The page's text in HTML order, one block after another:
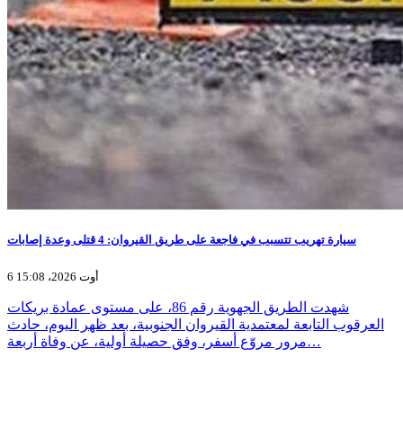
سيارة تهريب تتسبب في فاجعة على طريق القيروان: 4 قتلى وعدة إصابات
6 أوت 2026، 15:08
شهدت الطريق الجهوية رقم 86، على مستوى عمادة بريكات
العرقوب التابعة لمعتمدية القيروان الجنوبية، بعد ظهر اليوم، حادث
مرور مروّع أسفر، وفق حصيلة أولية، عن وفاة أربعة…